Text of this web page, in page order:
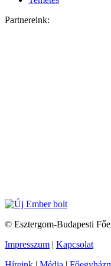
Partnereink:
© Esztergom-Budapesti
Impresszum | Kapcsolat